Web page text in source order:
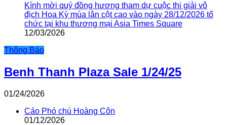
Kính mời quý đồng hương tham dự cuộc thi giải vô
địch Hoa Kỳ múa lân cột cao vào ngày 28/12/2026 tổ
chức tại khu thương mại Asia Times Square
12/03/2026
Thông Báo
Benh Thanh Plaza Sale 1/24/25
01/24/2026
Cáo Phó chú Hoàng Côn
01/12/2026